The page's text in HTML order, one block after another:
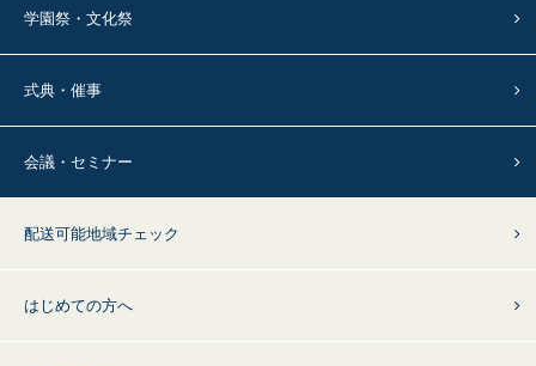
学園祭・文化祭
式典・催事
会議・セミナー
配送可能地域チェック
はじめての方へ